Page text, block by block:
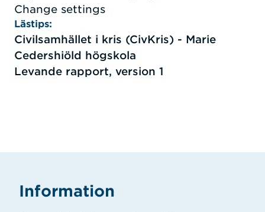
Change settings
Lästips:
Civilsamhället i kris (CivKris) - Marie
Cedershiöld högskola
Levande rapport, version 1
Information